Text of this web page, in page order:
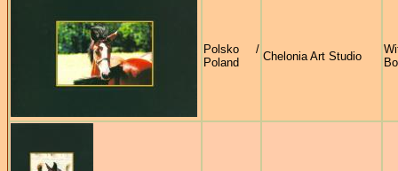
Polsko /
Poland
Chelonia Art Studio